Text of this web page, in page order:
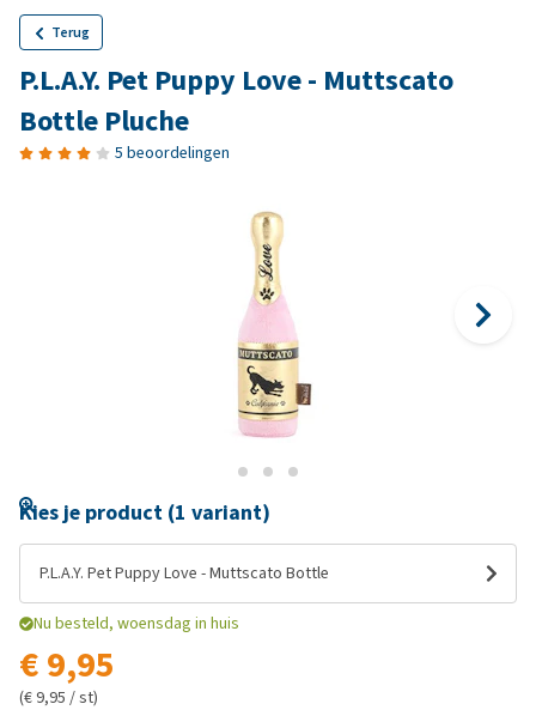
Terug
P.L.A.Y. Pet Puppy Love - Muttscato
Bottle Pluche
5 beoordelingen
Kies je product (1 variant)
P.L.A.Y. Pet Puppy Love - Muttscato Bottle
Nu besteld, woensdag in huis
€ 9,95
(€ 9,95 / st)